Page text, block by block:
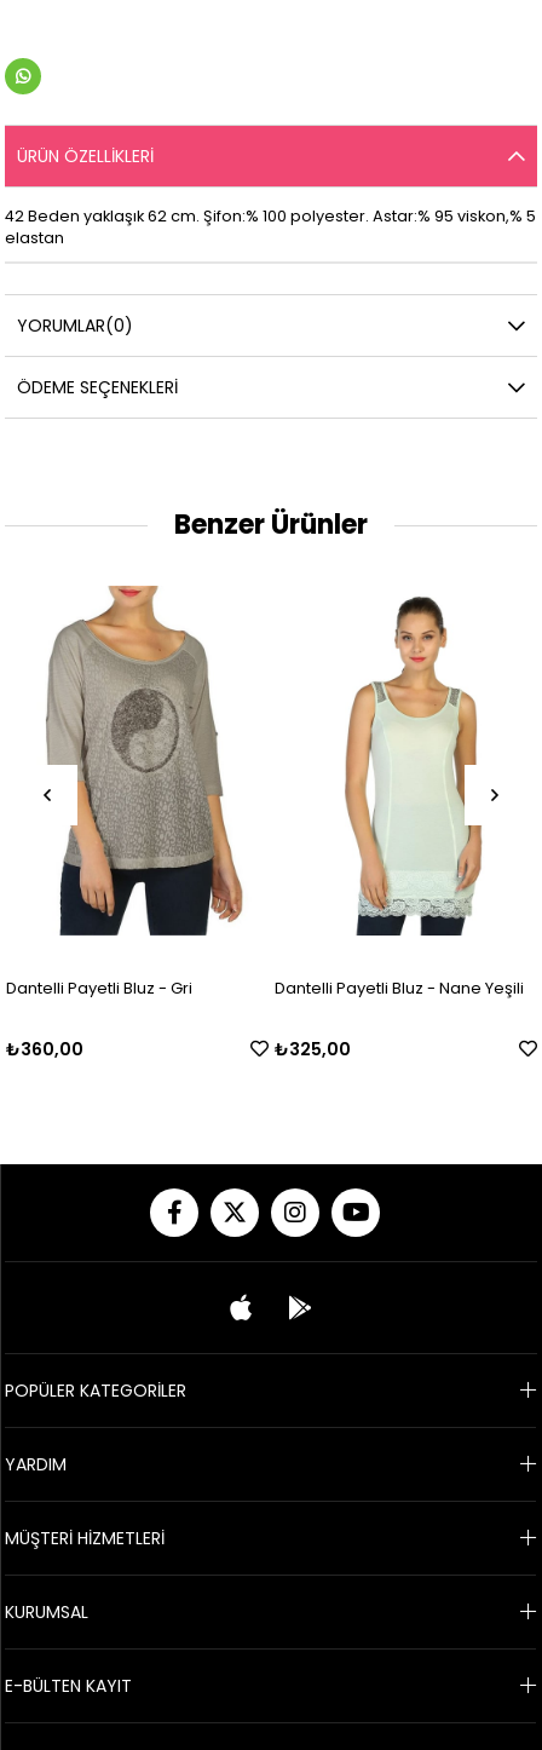
ÜRÜN ÖZELLIKLERI
42 Beden yaklaşık 62 cm. Şifon:% 100 polyester. Astar:% 95 viskon,% 5
elastan
YORUMLAR(0)
ÖDEME SEÇENEKLERI
Benzer Ürünler
Dantelli Payetli Bluz - Gri
₺360,00
Dantelli Payetli Bluz - Nane Yeşili
₺325,00
POPÜLER KATEGORİLER
YARDIM
MÜŞTERİ HİZMETLERİ
KURUMSAL
E-BÜLTEN KAYIT